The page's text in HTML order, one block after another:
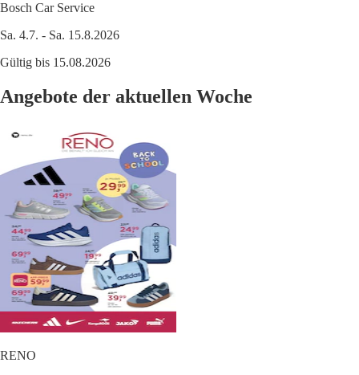
Bosch Car Service
Sa. 4.7. - Sa. 15.8.2026
Gültig bis 15.08.2026
Angebote der aktuellen Woche
RENO